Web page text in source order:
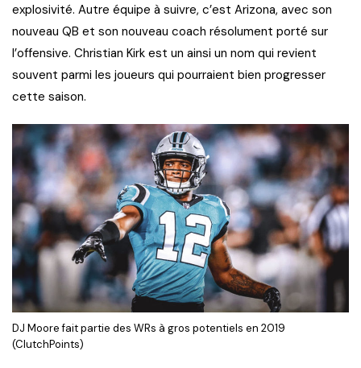
explosivité. Autre équipe à suivre, c’est Arizona, avec son
nouveau QB et son nouveau coach résolument porté sur
l’offensive. Christian Kirk est un ainsi un nom qui revient
souvent parmi les joueurs qui pourraient bien progresser
cette saison.
DJ Moore fait partie des WRs à gros potentiels en 2019
(ClutchPoints)